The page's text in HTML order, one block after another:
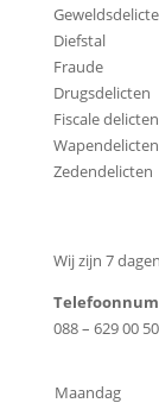
Diefstal
Fraude
Drugsdelicten
Fiscale delicten
Wapendelicten
Zedendelicten
Wij zijn 7
088 – 629 00 50
Maandag